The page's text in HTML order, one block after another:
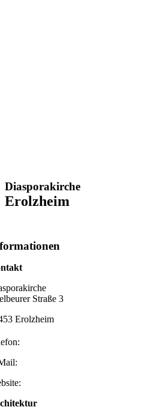
Diasporakirche
Erolzheim
Straße 3
Erolzheim